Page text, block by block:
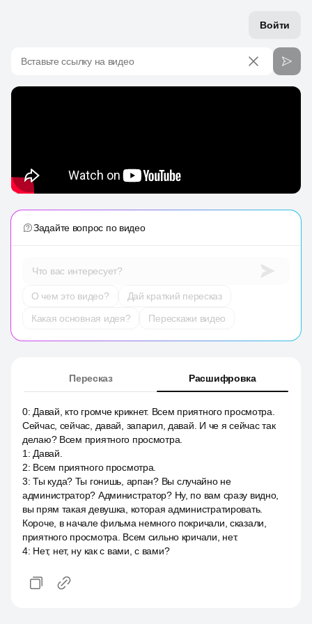
Войти
Вставьте ссылку на видео
Задайте вопрос по видео
Что вас интересует?
О чем это видео?
Дай краткий пересказ
Какая основная идея?
Перескажи видео
Пересказ Расшифровка
0: Давай, кто громче крикнет. Всем приятного просмотра.
Сейчас, сейчас, давай, запарил, давай. И че я сейчас так
делаю? Всем приятного просмотра.
1 : Давай.
2: Всем приятного просмотра.
3:Ты куда? Ты гонишь, арпан? Вы случайно не
администратор? Администратор? Ну, по вам сразу видно,
вы прям такая девушка, которая администратировать.
Короче, в начале фильма немного покричали, сказали,
приятного просмотра. Всем сильно кричали, нет.
4: Нет, нет, ну как с вами, с вами?